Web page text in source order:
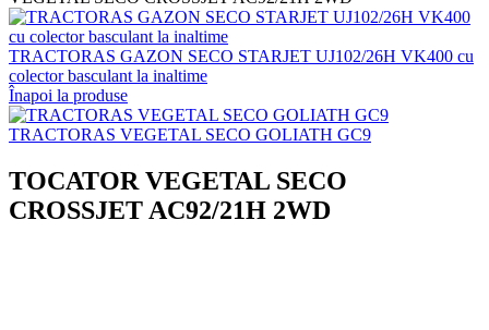
TRACTORAS GAZON SECO STARJET UJ102/26H VK400 cu
colector basculant la inaltime
Înapoi la produse
TRACTORAS VEGETAL SECO GOLIATH GC9
TOCATOR VEGETAL SECO
CROSSJET AC92/21H 2WD